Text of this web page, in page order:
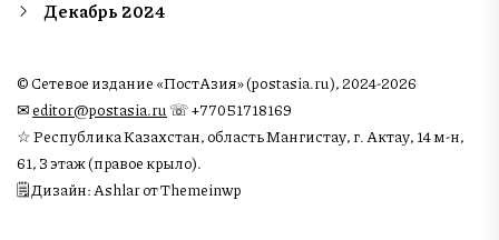
Декабрь 2024
© Сетевое издание «ПостАзия» (postasia.ru), 2024-2026
✉︎editor@postasia.ru ☏ +77051718169
☆ Республика Казахстан, область Мангистау, г. Актау, 14 м-н,
61, 3 этаж (правое крыло).
🗒 Дизайн: Ashlar от Themeinwp